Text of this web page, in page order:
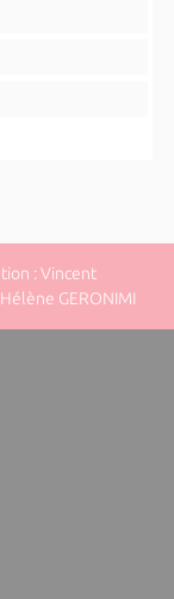
: Vincent
GERONIMI